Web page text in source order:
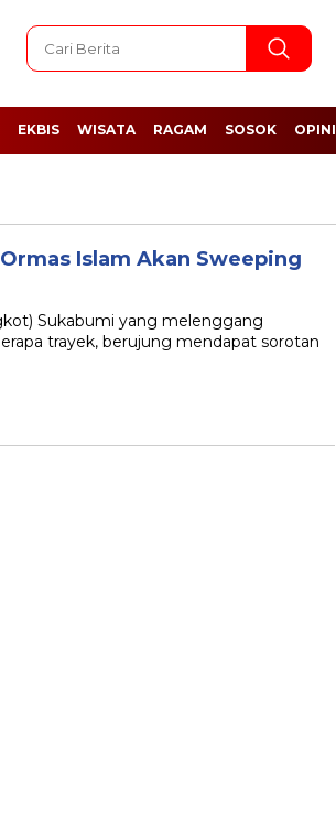
EKBIS WISATA RAGAM SOSOK OPINI
Islam Akan Sweeping
Sukabumi yang melenggang
trayek, berujung mendapat sorotan